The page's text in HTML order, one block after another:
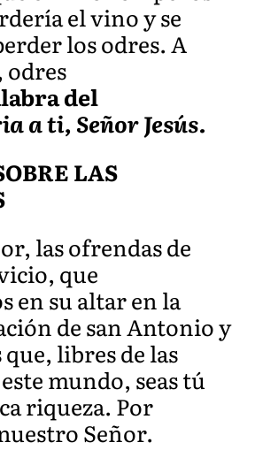
el vino y se
los odres. A
del
a ti, Señor Jesús.
LAS
las ofrendas de
que
en su altar en la
de san Antonio y
libres de las
mundo, seas tú
riqueza. Por
Señor.